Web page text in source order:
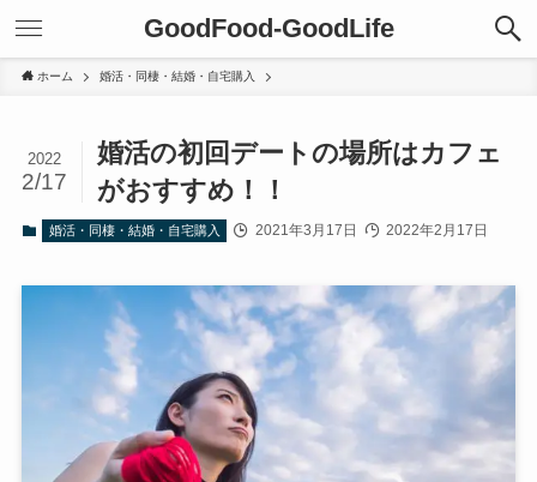
GoodFood-GoodLife
ホーム 婚活・同棲・結婚・自宅購入
婚活の初回デートの場所はカフェ
がおすすめ！！
2022
2/17
婚活・同棲・結婚・自宅購入 2021年3月17日 2022年2月17日